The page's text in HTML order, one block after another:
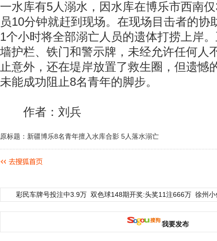
一水库有5人溺水，因水库在博乐市西南
员10分钟就赶到现场。在现场目击者的协
1个小时将全部溺亡人员的遗体打捞上岸
墙护栏、铁门和警示牌，未经允许任何人
止意外，还在堤岸放置了救生圈，但遗憾
未能成功阻止8名青年的脚步。
作者：刘兵
原标题：新疆博乐8名青年擅入水库合影 5人落水溺亡
彩民车牌号投注中3.9万 双色球148期开奖:头奖11注666万 徐州
我要发布